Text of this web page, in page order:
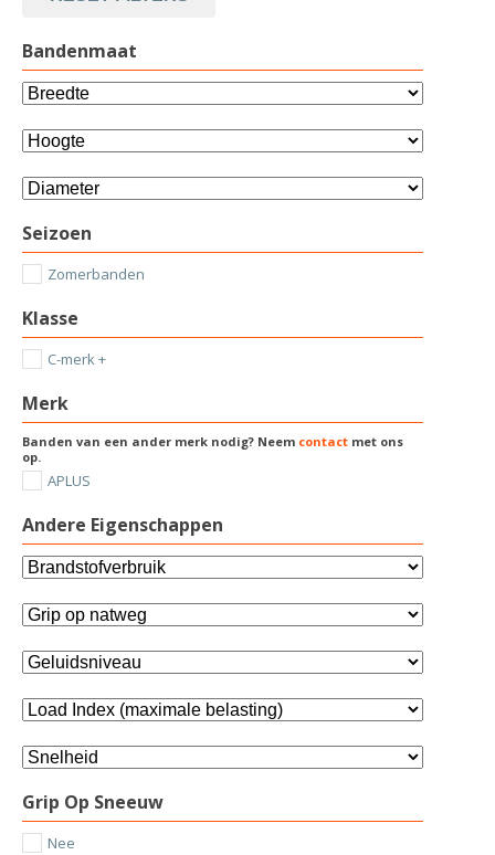
Bandenmaat
Seizoen
Zomerbanden
Klasse
C-merk +
Merk
Banden van een ander merk nodig? Neem contact met ons
op.
APLUS
Andere Eigenschappen
Grip Op Sneeuw
Nee